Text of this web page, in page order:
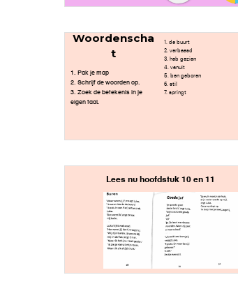
1. Pak je map
2. Schrijf de woorden op.
3. Zoek de betekenis in je
eigen taal.
1. de buurt
2. verbaasd
3. heb gezien
4. vanuit
5. ben geboren
6. stil
7. springt
Woordenscha
t
Lees nu hoofdstuk 10 en 11